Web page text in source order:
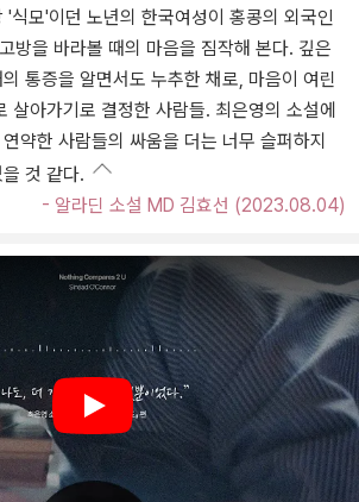
'식모'이던 노년의 한국여성이 홍콩의 외국인
방을 바라볼 때의 마음을 짐작해 본다. 깊은
통증을 알면서도 누추한 채로, 마음이 여린
살아가기로 결정한 사람들. 최은영의 소설에
약한 사람들의 싸움을 더는 너무 슬퍼하지
것 같다.
- 알라딘 소설 MD 김효선 (2023.08.04)
Play